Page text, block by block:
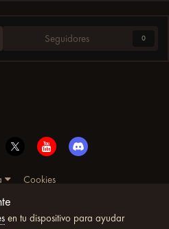
Seguidores 0
Cookies
2025. Todos los derechos
en tu dispositivo para ayudar